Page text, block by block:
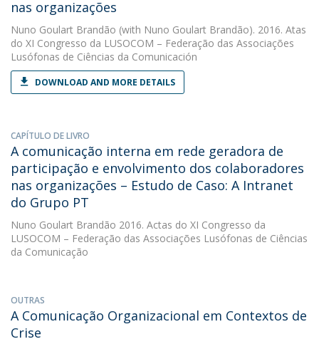
nas organizações
Nuno Goulart Brandão (with Nuno Goulart Brandão). 2016. Atas
do XI Congresso da LUSOCOM – Federação das Associações
Lusófonas de Ciências da Comunicación
DOWNLOAD AND MORE DETAILS
CAPÍTULO DE LIVRO
A comunicação interna em rede geradora de
participação e envolvimento dos colaboradores
nas organizações – Estudo de Caso: A Intranet
do Grupo PT
Nuno Goulart Brandão 2016. Actas do XI Congresso da
LUSOCOM – Federação das Associações Lusófonas de Ciências
da Comunicação
OUTRAS
A Comunicação Organizacional em Contextos de
Crise